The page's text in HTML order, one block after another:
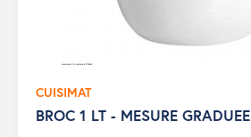
CUISIMAT
BROC 1 LT - MESURE GRADUEE